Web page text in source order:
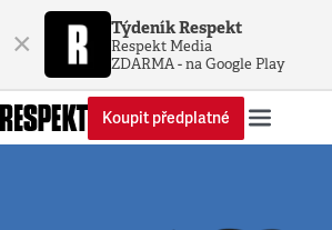
× Týdeník Respekt
Respekt Media
ZDARMA - na Google Play
Koupit předplatné